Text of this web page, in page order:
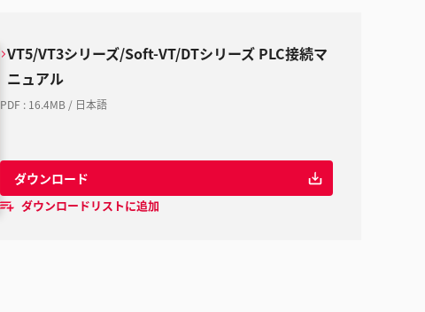
VT5/VT3シリーズ/Soft-VT/DTシリーズ PLC接続マ
ニュアル
PDF : 16.4MB / 日本語
ダウンロード
ダウンロードリストに追加